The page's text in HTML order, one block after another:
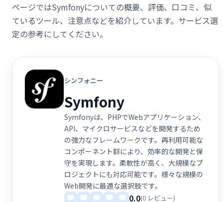
ページではSymfonyについての概要、評価、口コミ、似
ているツール、注意点などを紹介しています。サービス選
定の参考にしてください。
シンフォニー
Symfony
Symfonyは、PHPでWebアプリケーション、
API、マイクロサービスなどを開発するため
の強力なフレームワークです。再利用可能な
コンポーネント群により、効率的な開発と保
守を実現します。柔軟性が高く、大規模なプ
ロジェクトにも対応可能です。様々な規模の
Web開発に最適な選択肢です。
0.0(0 レビュー)